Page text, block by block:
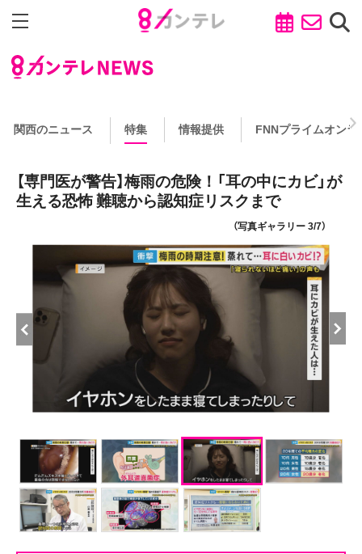
関西のニュース 特集 情報提供 FNNプライムオンラ
【専門医が警告】梅雨の危険！「耳の中にカビ」が
生える恐怖 難聴から認知症リスクまで
（写真ギャラリー 3/7）